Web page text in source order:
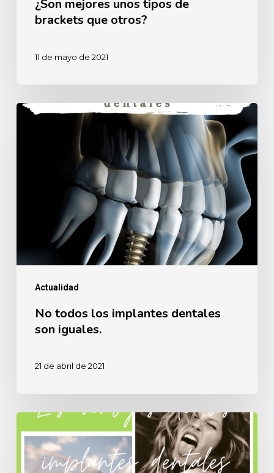
¿Son mejores unos tipos de
brackets que otros?
11 de mayo de 2021
Actualidad
No
No todos los implantes dentales
son iguales.
21 de abril de 2021
¿Qué
precio